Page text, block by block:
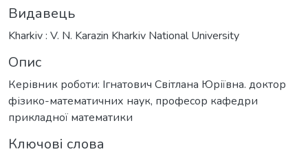
Видавець
Kharkiv : V. N. Karazin Kharkiv National University
Опис
Керівник роботи: Ігнатович Світлана Юріївна. доктор
фізико-математичних наук, професор кафедри
прикладної математики
Ключові слова